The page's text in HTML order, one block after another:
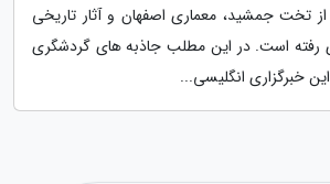
تخت جمشید، معماری اصفهان و آثار تاریخی
است. در این مطلب جاذبه های گردشگری
خبرگزاری انگلیسی...